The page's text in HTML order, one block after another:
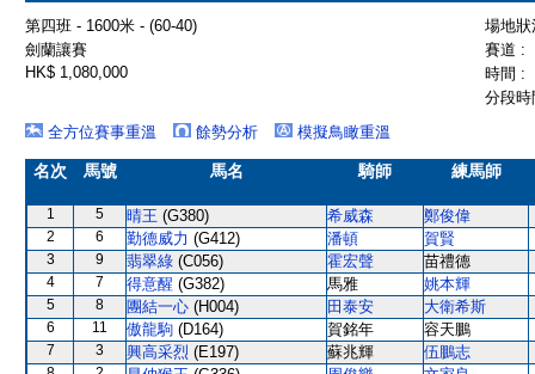
第四班 - 1600米 - (60-40)
場地
劍蘭讓賽
賽道 :
HK$ 1,080,000
時間 :
分段
全方位賽事重溫
餘勢分析 模擬鳥瞰重溫
名次 馬號 馬名 騎師 練馬師
1 5 晴王 (G380) 希威森 鄭俊偉
2 6 勤德威力 (G412) 潘頓 賀賢
3 9 翡翠綠 (C056) 霍宏聲 苗禮德
4 7 得意醒 (G382) 馬雅 姚本輝
5 8 團結一心 (H004) 田泰安 大衛希斯
6 11 傲龍駒 (D164) 賀銘年 容天鵬
7 3 興高采烈 (E197) 蘇兆輝 伍鵬志